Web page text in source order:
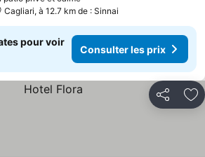
Cagliari, à 12.7 km de : Sinnai
pour voir
Consulter les prix
Partager